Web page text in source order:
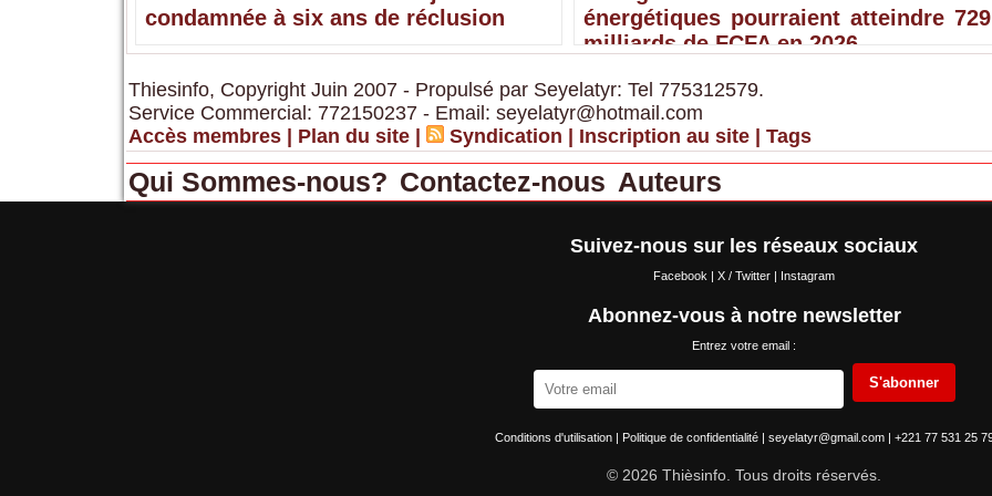
condamnée à six ans de réclusion
énergétiques pourraient atteindre 729
milliards de FCFA en 2026
Thiesinfo, Copyright Juin 2007 - Propulsé par Seyelatyr: Tel 775312579.
Service Commercial: 772150237 - Email: seyelatyr@hotmail.com
Accès membres
Plan du site Syndication Inscription au site Tags
Qui Sommes-nous? Contactez-nous Auteurs
Suivez-nous sur les réseaux sociaux
Facebook | X / Twitter | Instagram
Abonnez-vous à notre newsletter
Entrez votre email :
S'abonner
Conditions d'utilisation | Politique de confidentialité | seyelatyr@gmail.com | +221 77 531 25
© 2026 Thièsinfo. Tous droits réservés.